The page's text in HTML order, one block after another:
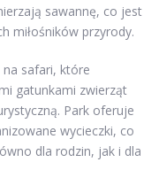
sawannę, co jest
miłośników przyrody.
safari, które
gatunkami zwierząt
Park oferuje
wycieczki, co
dla rodzin, jak i dla